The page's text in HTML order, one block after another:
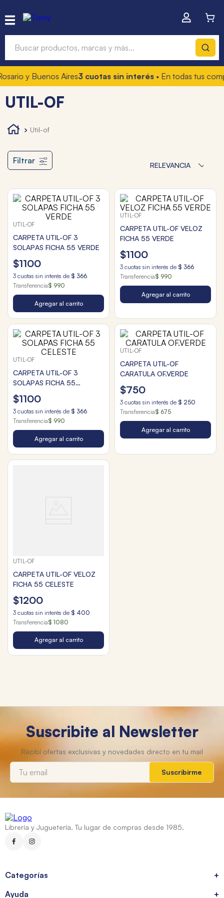
y Buenos Aires3 cuotas sin interés• En todas tus
UTIL-OF
util-of
Filtrar RELEVANCIA
UTIL-OF
CARPETA UTIL-OF 3
SOLAPAS FICHA 55 VERDE
$1100
3 cuotas sin interés de $ 366
Transferencia$ 990
Agregar al carrito
UTIL-OF
CARPETA UTIL-OF VELOZ
FICHA 55 VERDE
$1100
3 cuotas sin interés de $ 366
Transferencia$ 990
Agregar al carrito
UTIL-OF
CARPETA UTIL-OF 3
SOLAPAS FICHA 55
CELESTE
$1100
3 cuotas sin interés de $ 366
Transferencia$ 990
Agregar al carrito
UTIL-OF
CARPETA UTIL-OF
CARATULA OF.VERDE
$750
3 cuotas sin interés de $ 250
Transferencia$ 675
Agregar al carrito
UTIL-OF
CARPETA UTIL-OF VELOZ
FICHA 55 CELESTE
$1200
3 cuotas sin interés de $ 400
Transferencia$ 1080
Agregar al carrito
Suscribite al Newsletter
Suscribirme
Librería y Juguetería. Tu lugar de compras desde 1985.
Categorías
+
Ayuda
+
Términos más buscados
1.
hot wheels
3.
4. marcadores